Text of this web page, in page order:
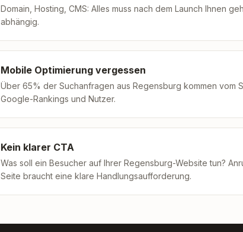
Domain, Hosting, CMS: Alles muss nach dem Launch Ihnen
abhängig.
Mobile Optimierung vergessen
Über 65% der Suchanfragen aus Regensburg kommen vom
Google-Rankings und Nutzer.
Kein klarer CTA
Was soll ein Besucher auf Ihrer Regensburg-Website tun?
Seite braucht eine klare Handlungsaufforderung.